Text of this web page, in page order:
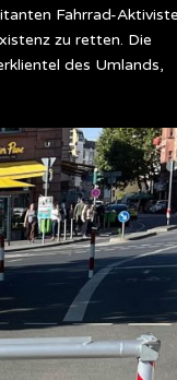
Fahrrad-
zu retten. Die
des Umlands,